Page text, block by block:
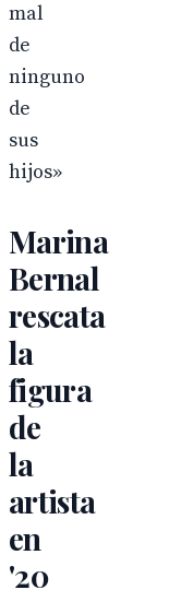
mal
de
ninguno
de
sus
hijos»
Marina
Bernal
rescata
la
figura
de
la
artista
en
'20